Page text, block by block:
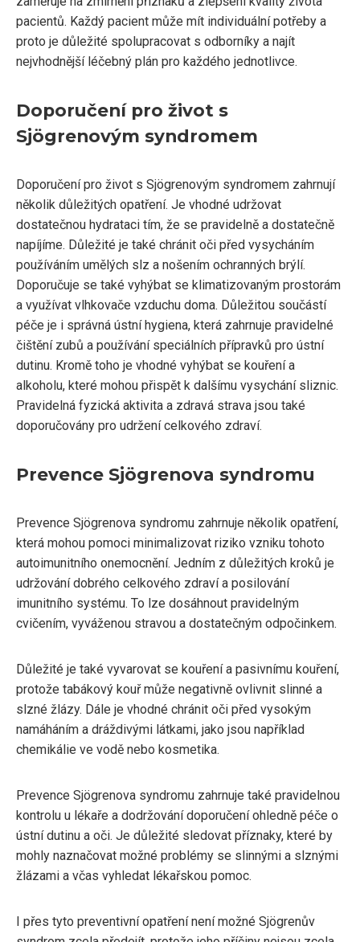
pacientů. Každý pacient může mít individuální potřeby a
proto je důležité spolupracovat s odborníky a najít
nejvhodnější léčebný plán pro každého jednotlivce.
Doporučení pro život s
Sjögrenovým syndromem
Doporučení pro život s Sjögrenovým syndromem zahrnují
několik důležitých opatření. Je vhodné udržovat
dostatečnou hydrataci tím, že se pravidelně a dostatečně
napíjíme. Důležité je také chránit oči před vysycháním
používáním umělých slz a nošením ochranných brýlí.
Doporučuje se také vyhýbat se klimatizovaným prostorám
a využívat vlhkovače vzduchu doma. Důležitou součástí
péče je i správná ústní hygiena, která zahrnuje pravidelné
čištění zubů a používání speciálních přípravků pro ústní
dutinu. Kromě toho je vhodné vyhýbat se kouření a
alkoholu, které mohou přispět k dalšímu vysychání sliznic.
Pravidelná fyzická aktivita a zdravá strava jsou také
doporučovány pro udržení celkového zdraví.
Prevence Sjögrenova syndromu
Prevence Sjögrenova syndromu zahrnuje několik opatření,
která mohou pomoci minimalizovat riziko vzniku tohoto
autoimunitního onemocnění. Jedním z důležitých kroků je
udržování dobrého celkového zdraví a posilování
imunitního systému. To lze dosáhnout pravidelným
cvičením, vyváženou stravou a dostatečným odpočinkem.
Důležité je také vyvarovat se kouření a pasivnímu kouření,
protože tabákový kouř může negativně ovlivnit slinné a
slzné žlázy. Dále je vhodné chránit oči před vysokým
namáháním a dráždivými látkami, jako jsou například
chemikálie ve vodě nebo kosmetika.
Prevence Sjögrenova syndromu zahrnuje také pravidelnou
kontrolu u lékaře a dodržování doporučení ohledně péče o
ústní dutinu a oči. Je důležité sledovat příznaky, které by
mohly naznačovat možné problémy se slinnými a slznými
žlázami a včas vyhledat lékařskou pomoc.
I přes tyto preventivní opatření není možné Sjögrenův